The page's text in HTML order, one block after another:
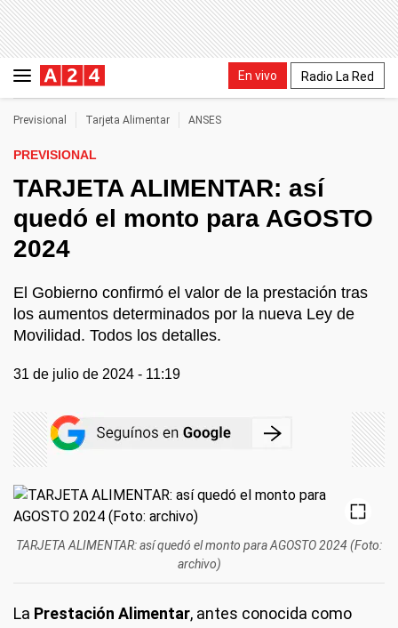
En vivo Radio La Red
Previsional Tarjeta Alimentar ANSES
PREVISIONAL
TARJETA ALIMENTAR: así
quedó el monto para AGOSTO
2024
El Gobierno confirmó el valor de la prestación tras
los aumentos determinados por la nueva Ley de
Movilidad. Todos los detalles.
31 de julio de 2024 - 11:19
TARJETA ALIMENTAR: así quedó el monto para AGOSTO 2024 (Foto:
archivo)
La Prestación Alimentar, antes conocida como